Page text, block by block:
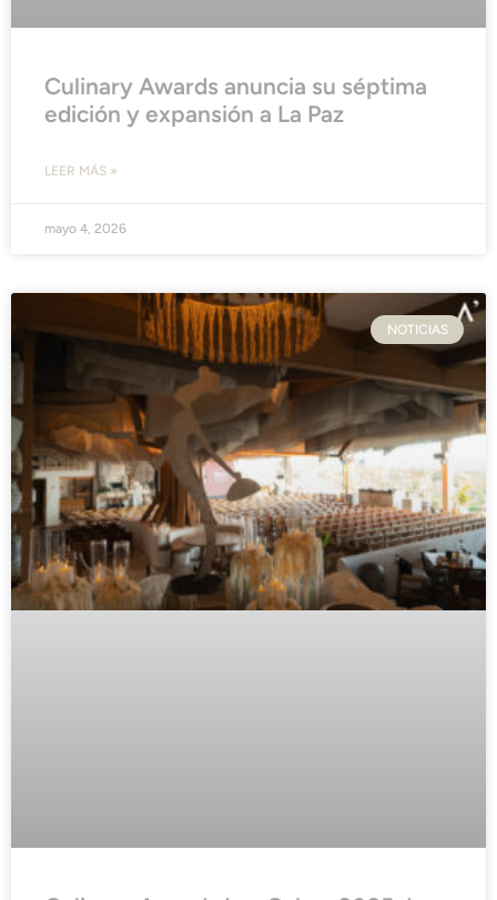
Culinary Awards anuncia su séptima
edición y expansión a La Paz
LEER MÁS »
mayo 4, 2026
NOTICIAS